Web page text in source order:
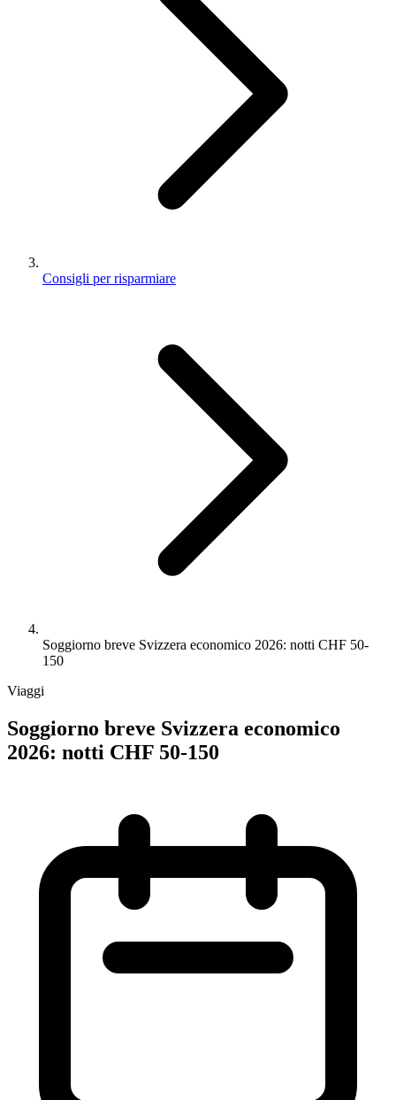
Consigli per risparmiare
Soggiorno breve Svizzera economico 2026: notti CHF 50-
150
Viaggi
Soggiorno breve Svizzera economico
2026: notti CHF 50-150